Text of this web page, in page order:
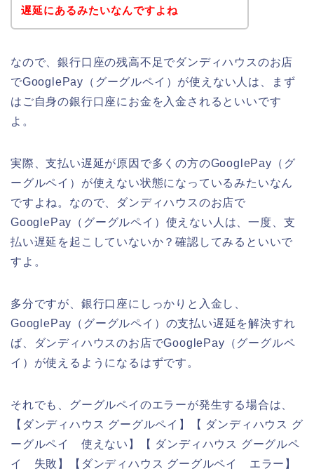
遅延にあるみたいなんですよね
なので、銀行口座の残高不足でダンディハウスのお店
でGooglePay（グーグルペイ）が使えない人は、まず
はご自身の銀行口座にお金を入金されるといいです
よ。
実際、支払い遅延が原因で多くの方のGooglePay（グ
ーグルペイ）が使えない状態になっているみたいなん
ですよね。なので、ダンディハウスのお店で
GooglePay（グーグルペイ）使えない人は、一度、支
払い遅延を起こしていないか？確認してみるといいで
すよ。
多分ですが、銀行口座にしっかりと入金し、
GooglePay（グーグルペイ）の支払い遅延を解決すれ
ば、ダンディハウスのお店でGooglePay（グーグルペ
イ）が使えるようになるはずです。
それでも、グーグルペイのエラーが発生する場合は、
【ダンディハウス グーグルペイ】【 ダンディハウス グ
ーグルペイ 使えない】【 ダンディハウス グーグルペ
イ 失敗】【ダンディハウス グーグルペイ エラー】